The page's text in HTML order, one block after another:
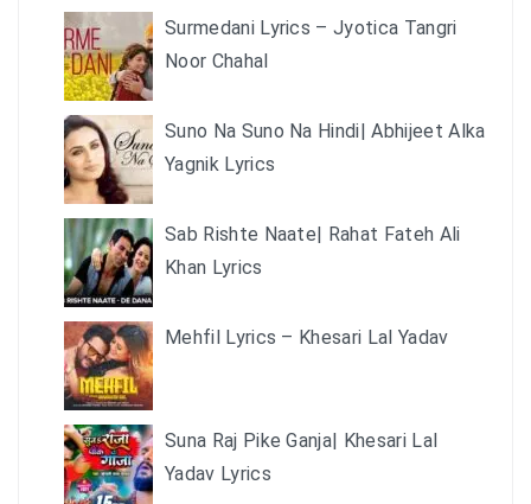
Surmedani Lyrics – Jyotica Tangri
Noor Chahal
Suno Na Suno Na Hindi| Abhijeet Alka
Yagnik Lyrics
Sab Rishte Naate| Rahat Fateh Ali
Khan Lyrics
Mehfil Lyrics – Khesari Lal Yadav
Suna Raj Pike Ganja| Khesari Lal
Yadav Lyrics